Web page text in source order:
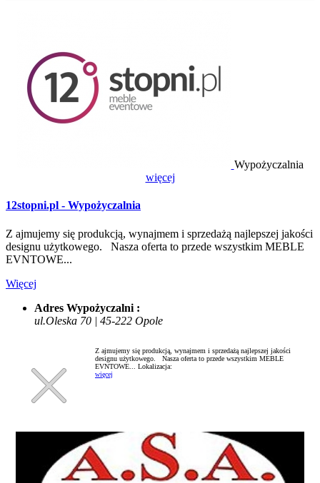
Wypożyczalnia
więcej
12stopni.pl - Wypożyczalnia
Z ajmujemy się produkcją, wynajmem i sprzedażą najlepszej jakości
designu użytkowego. Nasza oferta to przede wszystkim MEBLE
EVNTOWE...
Więcej
Adres Wypożyczalni :
ul.Oleska 70 | 45-222 Opole
Z ajmujemy się produkcją, wynajmem i sprzedażą najlepszej jakości
designu użytkowego. Nasza oferta to przede wszystkim MEBLE
EVNTOWE... Lokalizacja:
więcej